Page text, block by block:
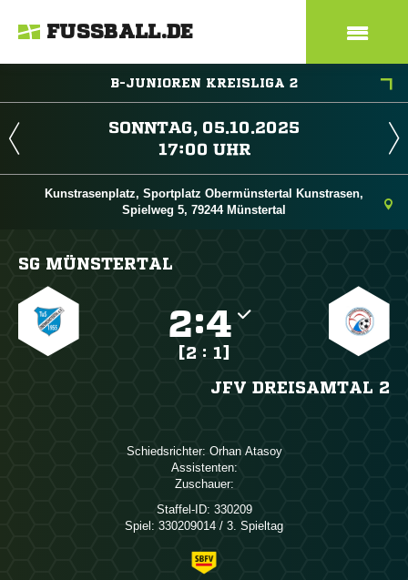
FUSSBALL.DE
B-JUNIOREN KREISLIGA 2
 
 
Kunstrasenplatz, Sportplatz Obermünstertal Kunstrasen,
Spielweg 5, 79244 Münstertal
SG MÜNSTERTAL
:
[2 : 1]
JFV DREISAMTAL 2
Schiedsrichter:  
Assistenten:
Zuschauer:
Staffel-ID: 330209
Spiel: 330209014 / 3. Spieltag